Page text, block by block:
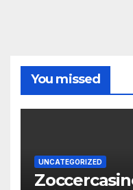
You missed
UNCATEGORIZED